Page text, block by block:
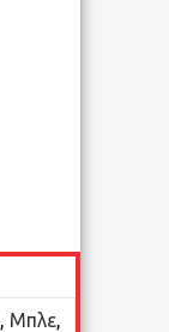
, Μπλε,